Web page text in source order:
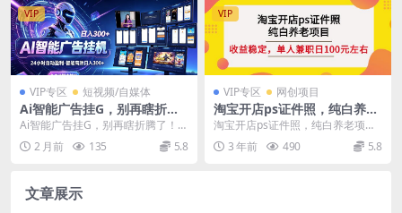
VIP
VIP专区 短视频/自媒体
Ai智能广告挂G，别再瞎折腾
了！这个全自动运行项目，新
手当天见收益，告别频繁换项
目的烦恼【揭秘】
Ai智能广告挂G，别再瞎折腾了！这
个全自动运行项目，新手当天见收
益，告别频繁换项...
2 月前 135 5.8
VIP
VIP专区 网创项目
淘宝开店ps证件照，纯白养老
项目，单人兼职稳定日100元
(教程 软件 素材)
淘宝开店ps证件照，纯白养老项
目，单人兼职稳定日100元(教程 软
件 素材) 商...
3 年前 490 5.8
文章展示